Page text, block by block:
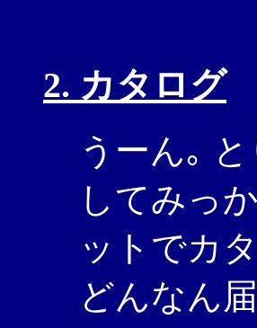
2. カタログ
うーん｡
してみっ
ットでカ
どんなん